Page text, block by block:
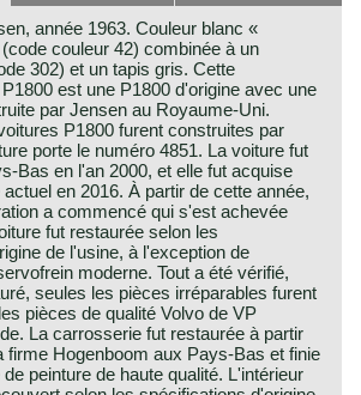
année 1963. Couleur blanc «
couleur 42) combinée à un
302) et un tapis gris. Cette
est une P1800 d'origine avec une
par Jensen au Royaume-Uni.
P1800 furent construites par
porte le numéro 4851. La voiture fut
Bas en l'an 2000, et elle fut acquise
en 2016. À partir de cette année,
a commencé qui s'est achevée
fut restaurée selon les
de l'usine, à l'exception de
moderne. Tout a été vérifié,
seules les pièces irréparables furent
pièces de qualité Volvo de VP
La carrosserie fut restaurée à partir
firme Hogenboom aux Pays-Bas et finie
peinture de haute qualité. L'intérieur